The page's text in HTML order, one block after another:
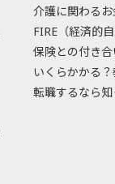
介護に関わる
FIRE（経済的
保険との付き
いくらかかる
転職するなら知